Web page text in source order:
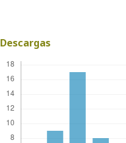
Descargas